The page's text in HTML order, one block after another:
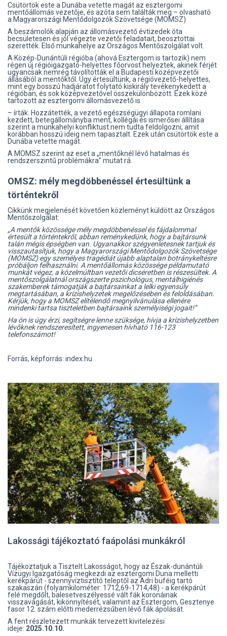
Csütörtök este a Dunába vetette magát az esztergomi
mentőállomás vezetője, és azóta sem találták meg – olvasható
a Magyarországi Mentődolgozók Szövetsége (MOMSZ)
A beszámolók alapján az állomásvezető évtizedek óta
becsületesen és jól végezte vezetői feladatait, beosztottai
szerették. Első munkahelye az Országos Mentőszolgálat volt.
A Közép-Dunántúli régióba (ahová Esztergom is tartozik) nem
régen új régióigazgató-helyettes főorvost helyeztek, akinek férjét
ugyancsak nemrég távolították el a Budapesti középvezetői
állásából a mentőktől. Úgy értesültünk, a régióvezető-helyettes,
mint egy bosszú hadjáratot folytató kiskirály tevékenykedett a
régióban, és sok középvezetővel összekülönbözött. Ezek közé
tartozott az esztergomi állomásvezető is
– írták. Hozzátették, a vezető egészségügyi állapota romlani
kezdett, betegállományba ment, kollégái és ismerősei állítása
szerint a munkahelyi konfliktust nem tudta feldolgozni, amit
korábban hosszú ideig nem tapasztalt. Ezek után csütörtök este a
Dunába vetette magát.
A MOMSZ szerint az eset a „mentőknél lévő hatalmas és
rendszerszintű problémákra” mutat rá.
OMSZ: mély megdöbbenéssel értesültünk a
történtekről
Cikkünk megjelenését követően közleményt küldött az Országos
Mentőszolgálat:
„A mentők közössége mély megdöbbenéssel és fájdalommal
értesült a történtekről, abban reménykedünk, hogy a bajtársunk
talán mégis épségben van. Ugyanakkor szégyenletesnek tartjuk és
visszautasítjuk, hogy a Magyarországi Mentődolgozók Szövetsége
(MOMSZ) egy személyes tragédiát újabb alaptalan botránykeltésre
próbáljon felhasználni. A mentőállomás közössége példamutató
munkát végez, a közelmúltban vezetői dicséretben is részesültek. A
mentőszolgálatnál országszerte pszichológus, mentálhigiénés
szakemberek támogatják a bajtársainkat a lelki egyensúly
megtartásában, a krízishelyzetek megelőzésében és feloldásában.
Kérjük, hogy a MOMSZ elítélendő megnyilvánulása ellenére
mindenki tartsa tiszteletben bajtársaink személyiségi jogait!”
Ha ön is úgy érzi, segítségre lenne szüksége, hívja a krízishelyzetben
lévőknek rendszeresített, ingyenesen hívható 116-123
telefonszámot!
Forrás, képforrás: index.hu
Lakossági tájékoztató faápolási munkákról
Tájékoztatjuk a Tisztelt Lakosságot, hogy az Észak-dunántúli
Vízügyi Igazgatóság megkezdi az esztergomi Duna melletti
kerékpárút - szennyvíztisztító teleptől az Adri büféig tartó
szakaszán (folyamkilométer: 1712,69-1714,48) - a kerékpárút
felé megdőlt, balesetveszélyessé vált fák koronáinak
visszavágását, kikönnyítését, valamint az Esztergom, Gesztenye
fasor 12. szám előtti mederrézsűben lévő fák ápolását.
A fent részletezett munkák tervezett kivitelezési
ideje: 2025.10.10.